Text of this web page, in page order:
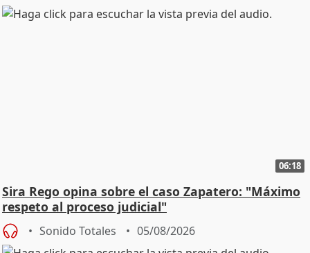
06:18
Sira Rego opina sobre el caso Zapatero: "Máximo
respeto al proceso judicial"
Sonido Totales 05/08/2026